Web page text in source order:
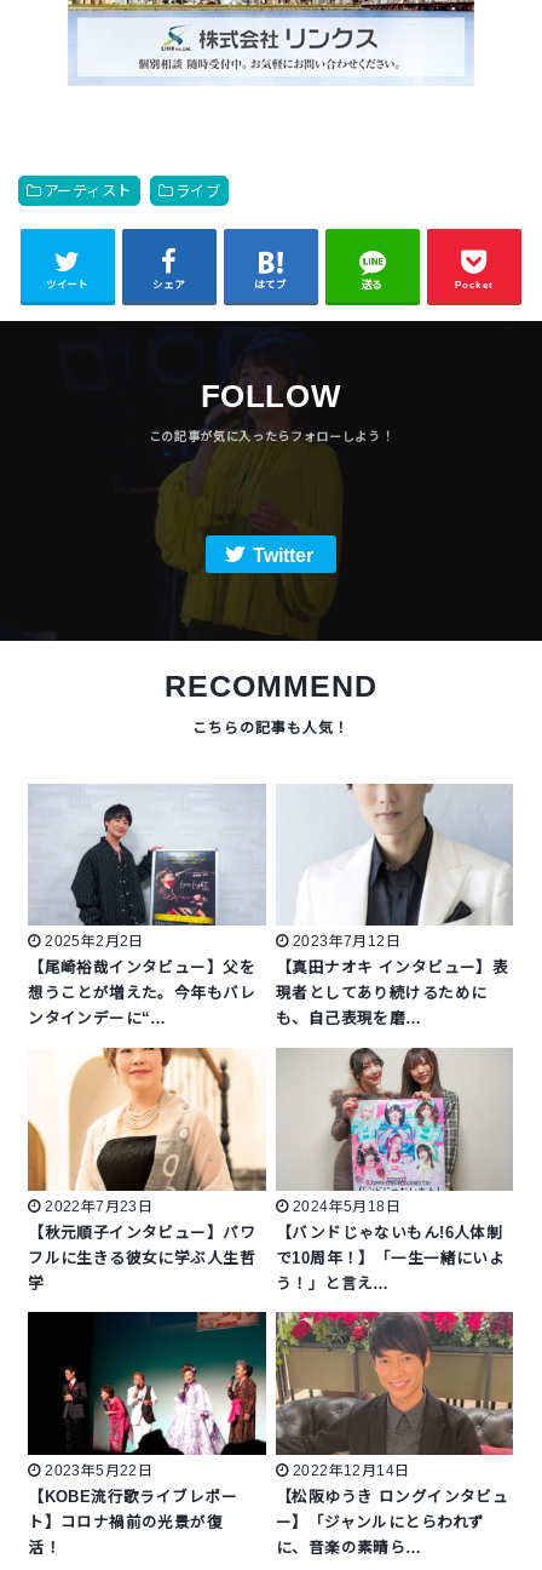
アーティスト ライブ
ツイート シェア はてブ 送る Pocket
FOLLOW
Twitter
RECOMMEND
2025年2月2日
【尾崎裕哉インタビュー】父を
想うことが増えた。今年もバレ
ンタインデーに“…
2023年7月12日
【真田ナオキ インタビュー】表
現者としてあり続けるために
も、自己表現を磨…
2022年7月23日
【秋元順子インタビュー】パワ
フルに生きる彼女に学ぶ人生哲
学
2024年5月18日
【バンドじゃないもん!6人体制
で10周年！】「一生一緒にいよ
う！」と言え…
2023年5月22日
【KOBE流行歌ライブレポー
ト】コロナ禍前の光景が復
活！
2022年12月14日
【松阪ゆうき ロングインタビュ
ー】「ジャンルにとらわれず
に、音楽の素晴ら…